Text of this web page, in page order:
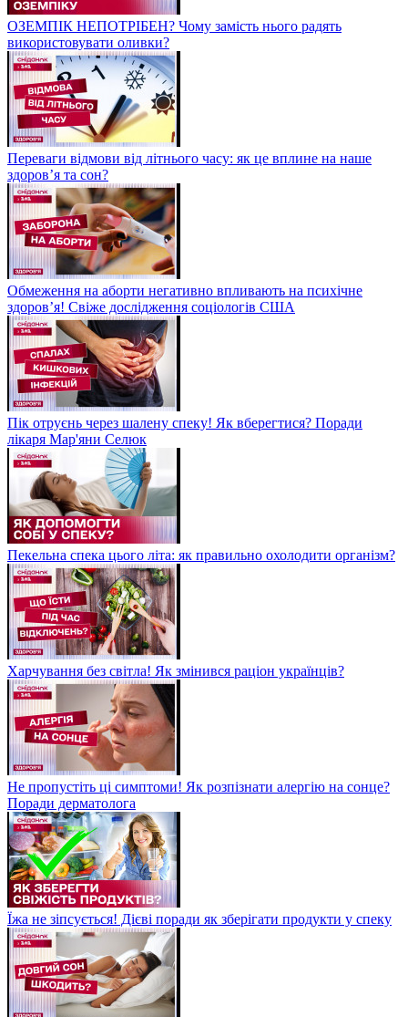
ОЗЕМПІК НЕПОТРІБЕН? Чому замість нього радять
використовувати оливки?
Переваги відмови від літнього часу: як це вплине на наше
здоров’я та сон?
Обмеження на аборти негативно впливають на психічне
здоров’я! Свіже дослідження соціологів США
Пік отруєнь через шалену спеку! Як вберегтися? Поради
лікаря Мар'яни Селюк
Пекельна спека цього літа: як правильно охолодити організм?
Харчування без світла! Як змінився раціон українців?
Не пропустіть ці симптоми! Як розпізнати алергію на сонце?
Поради дерматолога
Їжа не зіпсується! Дієві поради як зберігати продукти у спеку